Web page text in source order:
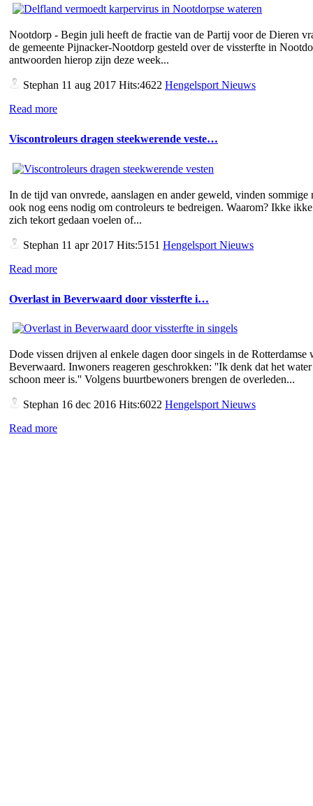
Nootdorp - Begin juli heeft de fractie van de Partij voor de Dieren
de gemeente Pijnacker-Nootdorp gesteld over de vissterfte in
antwoorden hierop zijn deze week...
Stephan 11 aug 2017 Hits:4622 Hengelsport Nieuws
Read more
Viscontroleurs dragen steekwerende veste…
In de tijd van onvrede, aanslagen en ander geweld, vinden sommige
ook nog eens nodig om controleurs te bedreigen. Waarom? Ikke
zich tekort gedaan voelen of...
Stephan 11 apr 2017 Hits:5151 Hengelsport Nieuws
Read more
Overlast in Beverwaard door vissterfte i…
Dode vissen drijven al enkele dagen door singels in de Rotterdamse
Beverwaard. Inwoners reageren geschrokken: ''Ik denk dat het
schoon meer is.'' Volgens buurtbewoners brengen de overleden...
Stephan 16 dec 2016 Hits:6022 Hengelsport Nieuws
Read more